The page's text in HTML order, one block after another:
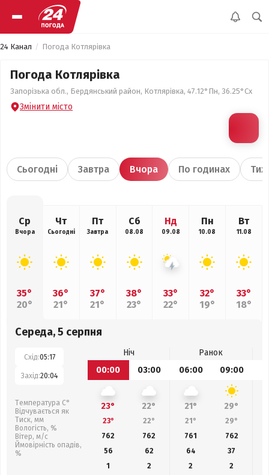
24 Канал Погода Котлярівка
Погода Котлярівка
Запорізька обл., Бердянський район, Котлярівка, 47.12°Пн, 36.25°Сх
Змінити місто
Сьогодні Завтра Вчора По годинах
Ср
Вчора
35°
20°
Чт
Сьогодні
36°
21°
Пт
Завтра
37°
21°
Сб
08.08
38°
23°
Нд
09.08
33°
22°
Пн
10.08
32°
19°
Вт
11.08
33°
18°
Середа, 5 серпня
Схід:05:17
Захід:20:04
Температура С°
Відчувається як
Тиск, мм
Вологість, %
Вітер, м/с
Ймовірність опадів,
%
Ніч
Ранок
00:00
03:00 06:00 09:00
23° 22° 21° 29°
23° 22° 21° 29°
762
762 761 762
56
62 64 37
1
2 2
2